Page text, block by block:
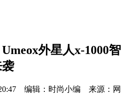
外星人x-1000智
20:47 编辑：时尚小编 来源：网